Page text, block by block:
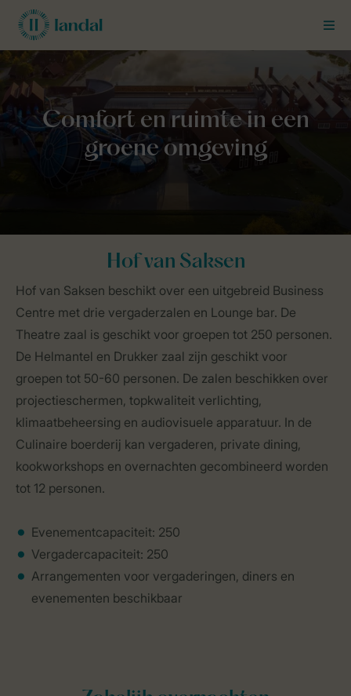
Landal Business Line Meetings & Events Hof van Saksen
Hof van Saksen
Hof van Saksen beschikt over een uitgebreid Business
Centre met drie vergaderzalen en Lounge bar. De
Theatre zaal is geschikt voor groepen tot 250 personen.
De Helmantel en Drukker zaal zijn geschikt voor
groepen tot 50-60 personen. De zalen beschikken over
projectieschermen, topkwaliteit verlichting,
klimaatbeheersing en audiovisuele apparatuur. In de
Culinaire boerderij kan vergaderen, private dining,
kookworkshops en overnachten gecombineerd worden
tot 12 personen.
Evenementcapaciteit: 250
Vergadercapaciteit: 250
Arrangementen voor vergaderingen, diners en
evenementen beschikbaar